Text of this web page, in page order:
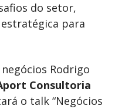
do setor,
para
Rodrigo
Consultoria
o talk “Negócios